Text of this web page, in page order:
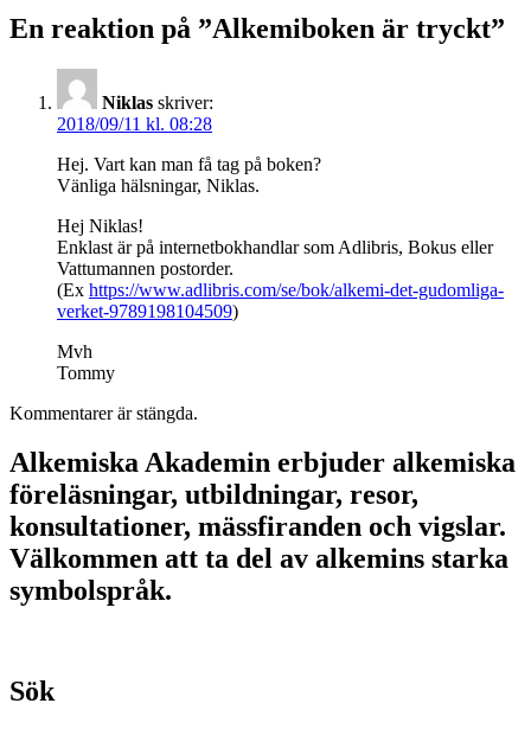
En reaktion på ”Alkemiboken är tryckt”
Niklas skriver:
2018/09/11 kl. 08:28
Hej. Vart kan man få tag på boken?
Vänliga hälsningar, Niklas.
Hej Niklas!
Enklast är på internetbokhandlar som Adlibris, Bokus eller
Vattumannen postorder.
(Ex https://www.adlibris.com/se/bok/alkemi-det-gudomliga-
verket-9789198104509)
Mvh
Tommy
Kommentarer är stängda.
Alkemiska Akademin erbjuder alkemiska
föreläsningar, utbildningar, resor,
konsultationer, mässfiranden och vigslar.
Välkommen att ta del av alkemins starka
symbolspråk.
Sök